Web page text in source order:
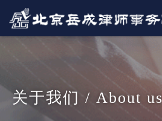
关于我们 / About us